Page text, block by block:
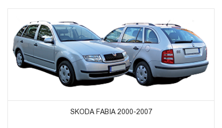
SKODA FABIA 2000-2007